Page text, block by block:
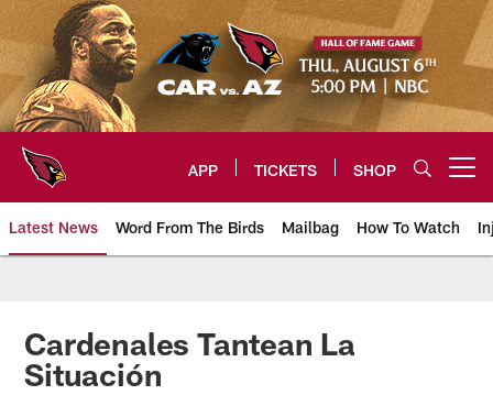
Skip
to
main
content
APP TICKETS SHOP
Latest News Word From The Birds Mailbag How To Watch
Arizona Cardinals Home: The
Cardenales Tantean La
Situación